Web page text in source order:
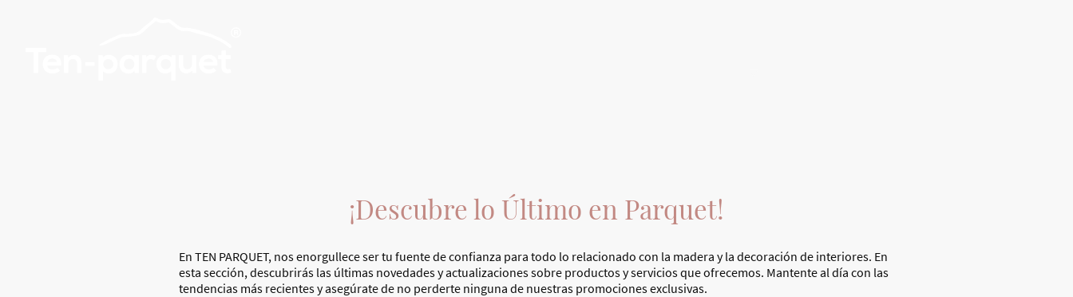
¡Descubre lo Último en Parquet!
En TEN PARQUET, nos enorgullece ser tu fuente de confianza para todo lo relacionado con la madera y la decoración de interiores. En
esta sección, descubrirás las últimas novedades y actualizaciones sobre productos y servicios que ofrecemos. Mantente al día con las
tendencias más recientes y asegúrate de no perderte ninguna de nuestras promociones exclusivas.